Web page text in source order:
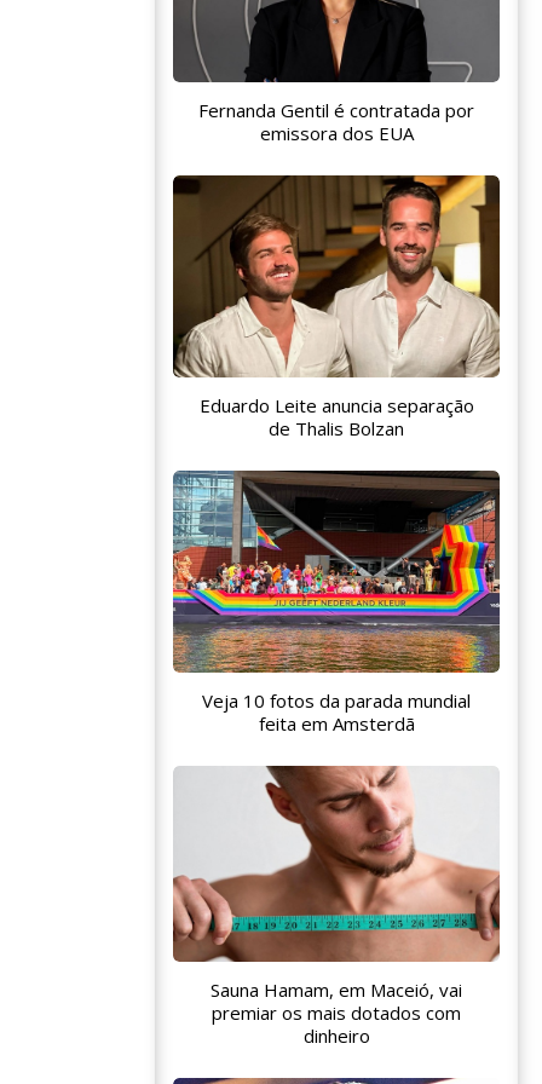
Fernanda Gentil é contratada por
emissora dos EUA
Eduardo Leite anuncia separação
de Thalis Bolzan
Veja 10 fotos da parada mundial
feita em Amsterdã
Sauna Hamam, em Maceió, vai
premiar os mais dotados com
dinheiro